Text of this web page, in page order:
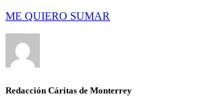
ME QUIERO SUMAR
Redacción Cáritas de Monterrey